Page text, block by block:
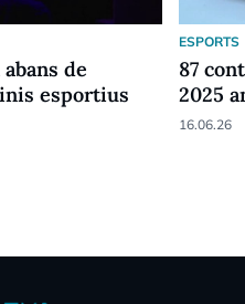
de
esportius
ESPORTS
87
2025
16.06.26